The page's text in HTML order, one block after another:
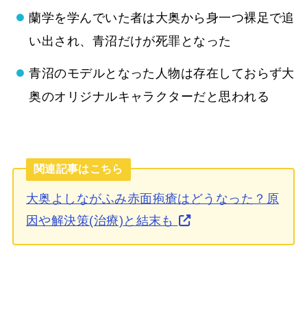
蘭学を学んでいた者は大奥から身一つ裸足で追
い出され、青沼だけが死罪となった
青沼のモデルとなった人物は存在しておらず大
奥のオリジナルキャラクターだと思われる
関連記事はこちら
大奥よしながふみ赤面疱瘡はどうなった？原
因や解決策(治療)と結末も